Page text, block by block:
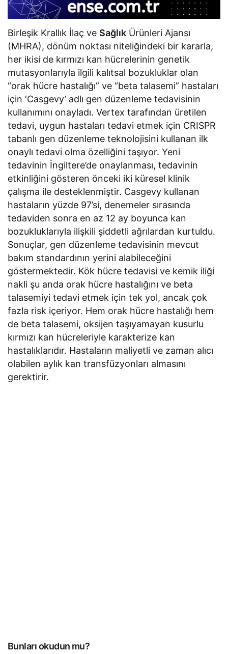
Birleşik Krallık İlaç ve Sağlık Ürünleri Ajansı
(MHRA), dönüm noktası niteliğindeki bir kararla,
her ikisi de kırmızı kan hücrelerinin genetik
mutasyonlarıyla ilgili kalıtsal bozukluklar olan
“orak hücre hastalığı” ve “beta talasemi” hastaları
için ‘Casgevy’ adlı gen düzenleme tedavisinin
kullanımını onayladı. Vertex tarafından üretilen
tedavi, uygun hastaları tedavi etmek için CRISPR
tabanlı gen düzenleme teknolojisini kullanan ilk
onaylı tedavi olma özelliğini taşıyor. Yeni
tedavinin İngiltere’de onaylanması, tedavinin
etkinliğini gösteren önceki iki küresel klinik
çalışma ile desteklenmiştir. Casgevy kullanan
hastaların yüzde 97’si, denemeler sırasında
tedaviden sonra en az 12 ay boyunca kan
bozukluklarıyla ilişkili şiddetli ağrılardan kurtuldu.
Sonuçlar, gen düzenleme tedavisinin mevcut
bakım standardının yerini alabileceğini
göstermektedir. Kök hücre tedavisi ve kemik iliği
nakli şu anda orak hücre hastalığını ve beta
talasemiyi tedavi etmek için tek yol, ancak çok
fazla risk içeriyor. Hem orak hücre hastalığı hem
de beta talasemi, oksijen taşıyamayan kusurlu
kırmızı kan hücreleriyle karakterize kan
hastalıklarıdır. Hastaların maliyetli ve zaman alıcı
olabilen aylık kan transfüzyonları almasını
gerektirir.
Bunları okudun mu?